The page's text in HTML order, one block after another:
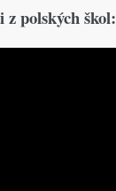
polských škol: